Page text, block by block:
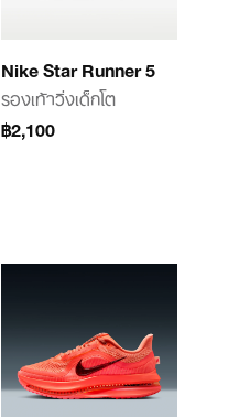
Nike Star Runner 5
รองเท้าวิ่งเด็กโต
฿2,100